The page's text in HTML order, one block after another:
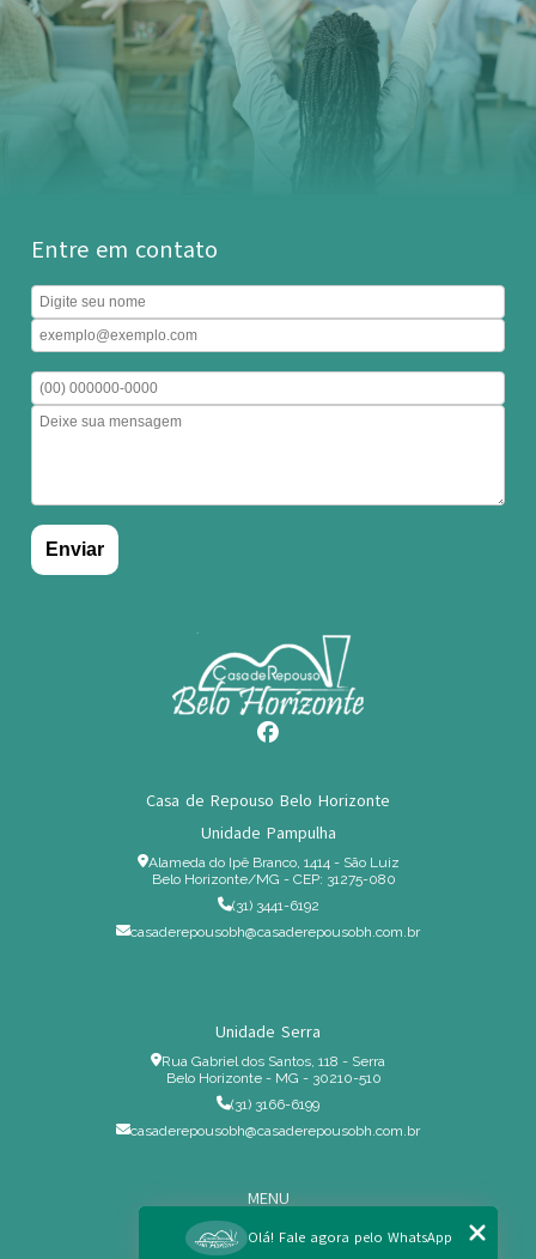
Entre em contato
Casa de Repouso Belo Horizonte
Unidade Pampulha
Alameda do Ipê Branco, 1414 - São Luiz
Belo Horizonte/MG - CEP: 31275-080
(31) 3441-6192
casaderepousobh@casaderepousobh.com.br
Unidade Serra
Rua Gabriel dos Santos, 118 - Serra
Belo Horizonte - MG - 30210-510
(31) 3166-6199
casaderepousobh@casaderepousobh.com.br
MENU
Home
Olá! Fale agora pelo WhatsApp